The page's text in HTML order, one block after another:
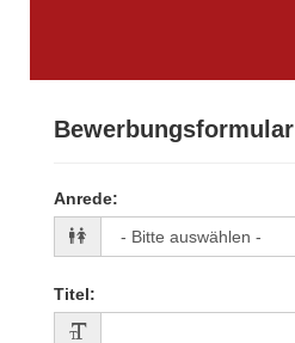
Bewerbungsformular
Anrede:
Titel: